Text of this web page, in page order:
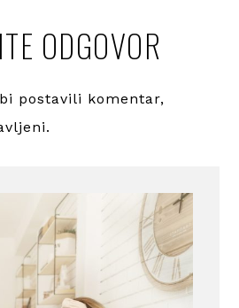
ODGOVOR
postavili komentar,
.